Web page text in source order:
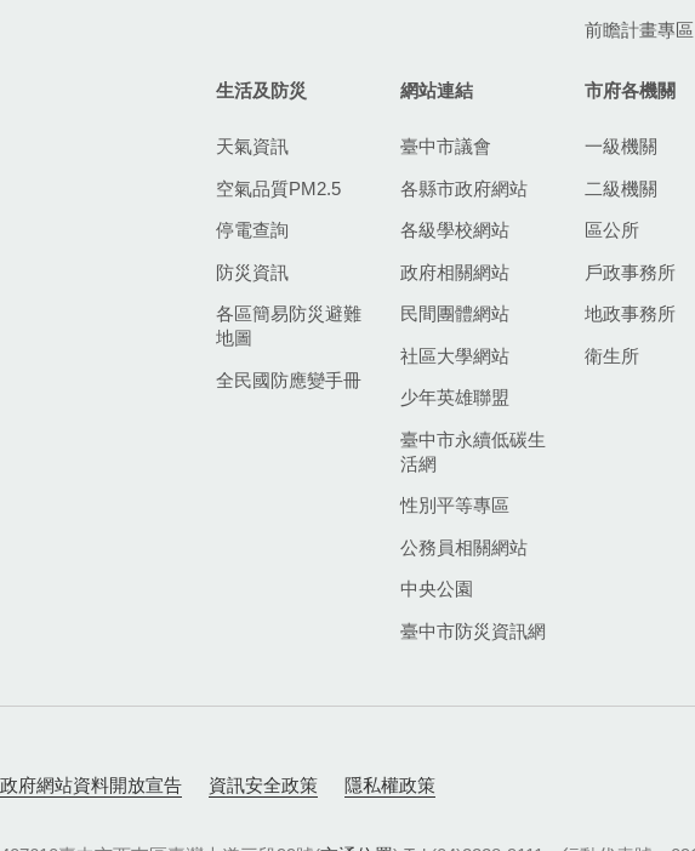
前瞻計畫專區
生活及防災
天氣資訊
空氣品質PM2.5
停電查詢
防災資訊
各區簡易防災避難
地圖
全民國防應變手冊
網站連結
臺中市議會
各縣市政府網站
各級學校網站
政府相關網站
民間團體網站
社區大學網站
少年英雄聯盟
臺中市永續低碳生
活網
性別平等專區
公務員相關網站
中央公園
臺中市防災資訊網
市府各機關
一級機關
二級機關
區公所
戶政事務所
地政事務所
衛生所
政府網站資料開放宣告 資訊安全政策 隱私權政策